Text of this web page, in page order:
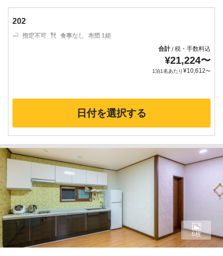
202
指定不可 食事なし
布団 1組
合計/税・手数料込
¥21,224〜
1泊1名あたり¥10,612〜
日付を選択する
6枚